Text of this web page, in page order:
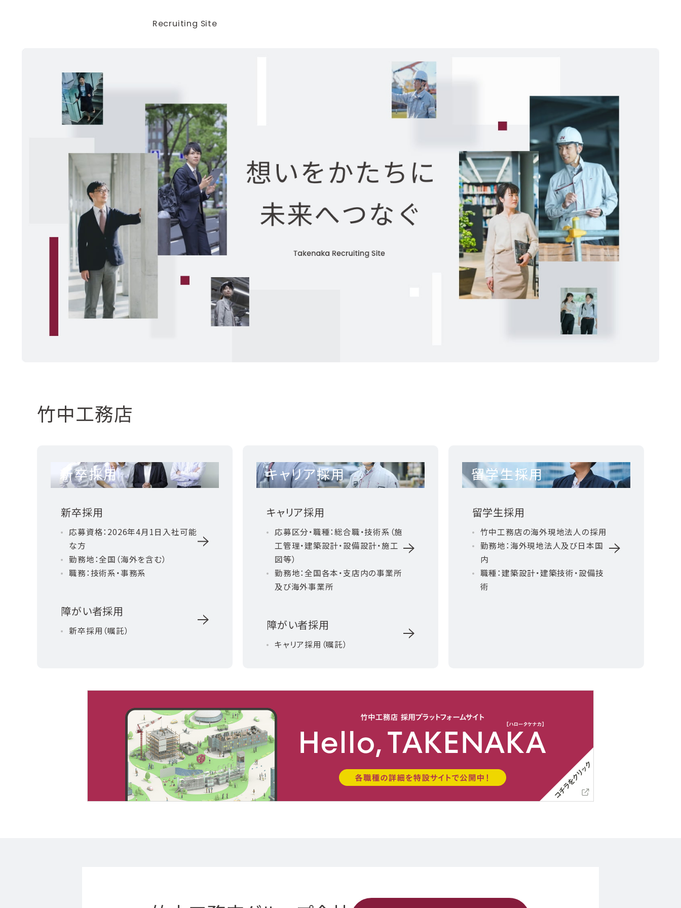
Recruiting Site
竹中工務店
新卒採用
新卒採用
応募資格：2026年4月1日入社可能
な方
勤務地：全国（海外を含む）
職務：技術系・事務系
障がい者採用
新卒採用（嘱託）
キャリア採用
キャリア採用
応募区分・職種：総合職・技術系（施
工管理・建築設計・設備設計・施工
図等）
勤務地：全国各本・支店内の事業所
及び海外事業所
障がい者採用
キャリア採用（嘱託）
留学生採用
留学生採用
竹中工務店の海外現地法人の採用
勤務地：海外現地法人及び日本国
内
職種：建築設計・建築技術・設備技
術